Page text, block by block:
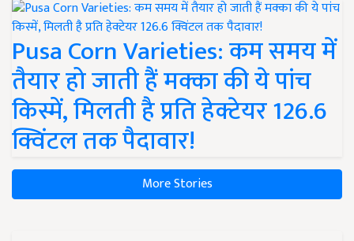
Pusa Corn Varieties: कम समय में
तैयार हो जाती हैं मक्का की ये पांच
किस्में, मिलती है प्रति हेक्टेयर 126.6
क्विंटल तक पैदावार!
More Stories